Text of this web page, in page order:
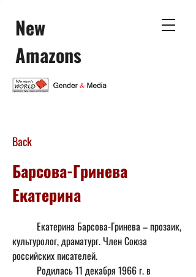
New
Amazons
Back
Барсова-Гринева
Екатерина
культуролог, драматург. Член Союза
российских писателей.